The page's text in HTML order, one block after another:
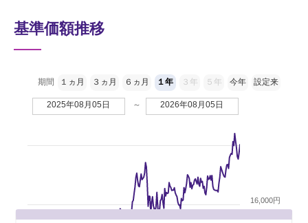
基準価額推移
16,000円
期間 １ヵ月 ３ヵ月 ６ヵ月 １年 ３年 ５年 今年 設定来
2025年08月05日 ～ 2026年08月05日